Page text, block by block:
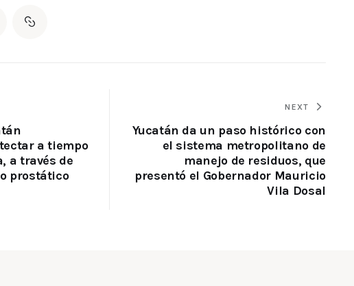
a tiempo
a través de
prostático
NEXT
Yucatán da un paso histórico con
el sistema metropolitano de
manejo de residuos, que
presentó el Gobernador Mauricio
Vila Dosal